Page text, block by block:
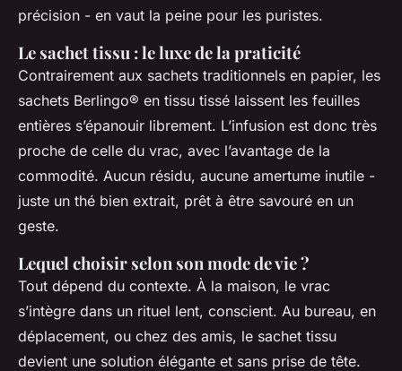
précision - en vaut la peine pour les puristes.
Le sachet tissu : le luxe de la praticité
Contrairement aux sachets traditionnels en papier, les
sachets Berlingo® en tissu tissé laissent les feuilles
entières s’épanouir librement. L’infusion est donc très
proche de celle du vrac, avec l’avantage de la
commodité. Aucun résidu, aucune amertume inutile -
juste un thé bien extrait, prêt à être savouré en un
geste.
Lequel choisir selon son mode de vie ?
Tout dépend du contexte. À la maison, le vrac
s’intègre dans un rituel lent, conscient. Au bureau, en
déplacement, ou chez des amis, le sachet tissu
devient une solution élégante et sans prise de tête.